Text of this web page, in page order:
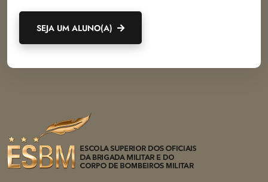
SEJA UM ALUNO(A)